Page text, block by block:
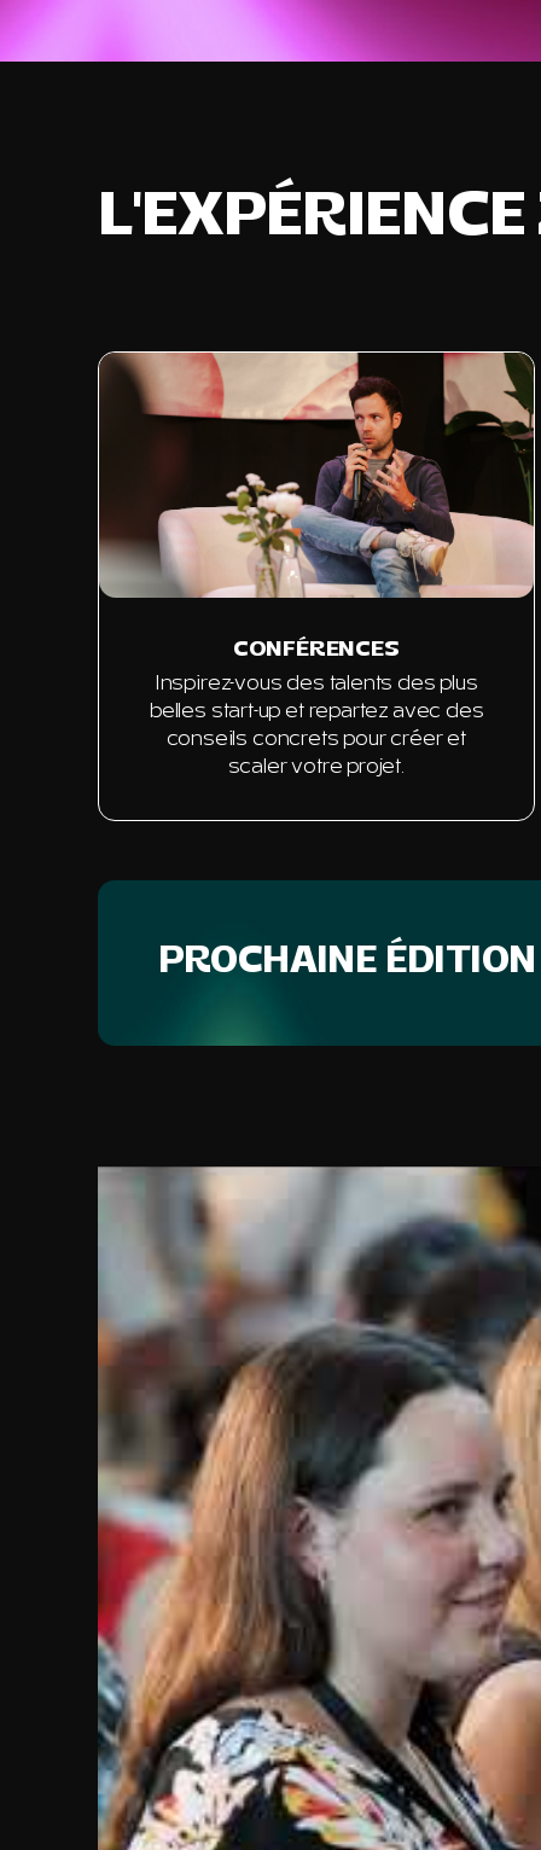
CONFÉRENCES
Inspirez-vous des talents des plus
belles start-up et repartez avec des
conseils concrets pour créer et
scaler votre projet.
PROCHAINE